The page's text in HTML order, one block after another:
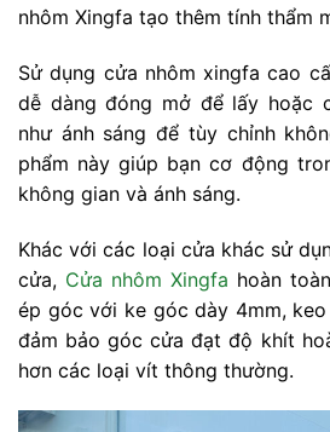
nhôm Xingfa tạo thêm tính thẩm
Sử dụng cửa nhôm xingfa cao
dễ dàng đóng mở để lấy hoặc
như ánh sáng để tùy chỉnh
phẩm này giúp bạn cơ động
không gian và ánh sáng.
Khác với các loại cửa khác sử
cửa, Cửa nhôm Xingfa hoàn
ép góc với ke góc dày 4mm,
đảm bảo góc cửa đạt độ khít
hơn các loại vít thông thường.